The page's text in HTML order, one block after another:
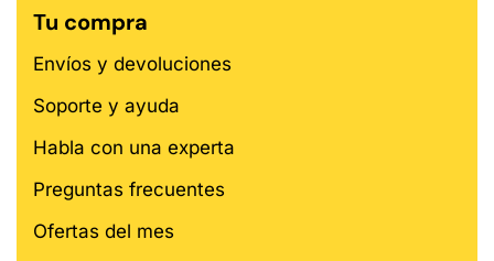
Tu compra
Envíos y devoluciones
Soporte y ayuda
Habla con una experta
Preguntas frecuentes
Ofertas del mes